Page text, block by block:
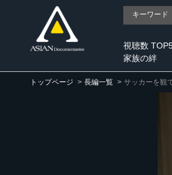
視聴数
家族の絆
トップページ 長編一覧 サッカーを観